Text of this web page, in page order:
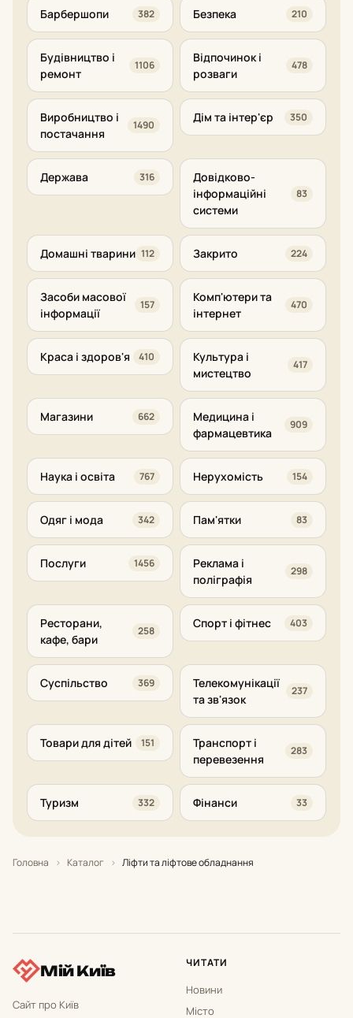
Барбершопи 382 Безпека 210
Будівництво і
ремонт
1106
Відпочинок і
розваги
478
Виробництво і
постачання
1490
Дім та інтер'єр 350
Держава 316
Довідково-
інформаційні
системи
83
Домашні тварини 112 Закрито 224
Засоби масової
інформації
157
Комп'ютери та
інтернет
470
Краса і здоров'я 410
Культура і
мистецтво
417
Магазини 662
Медицина і
фармацевтика
909
Наука і освіта 767 Нерухомість 154
Одяг і мода 342 Пам'ятки 83
Послуги 1456
Реклама і
поліграфія
298
Ресторани,
кафе, бари
258
Спорт і фітнес 403
Суспільство 369
Телекомунікації
та зв'язок
237
Товари для дітей 151
Транспорт і
перевезення
283
Туризм 332 Фінанси 33
Головна › Каталог › Ліфти та ліфтове обладнання
Мій Київ
Сайт про Київ
ЧИТАТИ
Новини
Місто